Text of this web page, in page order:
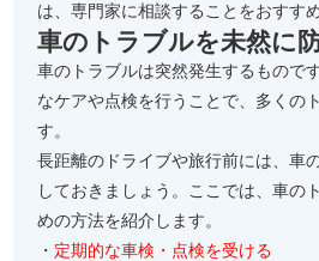
は、専門家に相談することをおすす
車のトラブルを未然に
車のトラブルは突然発生するもので
なケアや点検を行うことで、多くの
す。
長距離のドライブや旅行前には、車
しておきましょう。ここでは、車の
めの方法を紹介します。
・ 定期的な車検・点検を受ける